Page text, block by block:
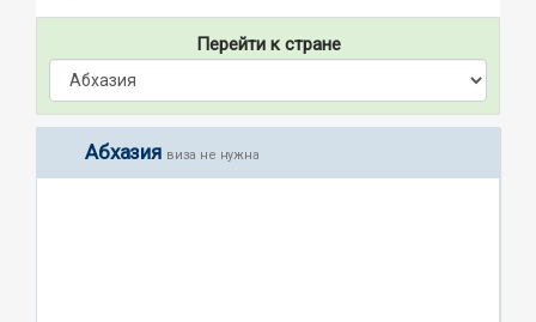
Перейти к стране
Абхазия виза не нужна